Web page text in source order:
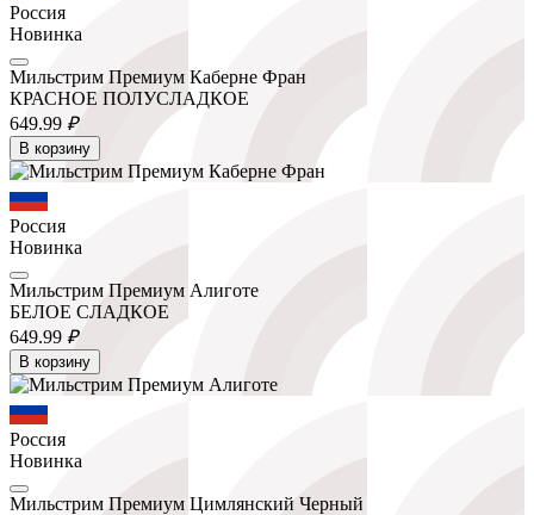
Россия
Новинка
Мильстрим Премиум Каберне Фран
КРАСНОЕ ПОЛУСЛАДКОЕ
649.99 ₽
В корзину
Россия
Новинка
Мильстрим Премиум Алиготе
БЕЛОЕ СЛАДКОЕ
649.99 ₽
В корзину
Россия
Новинка
Мильстрим Премиум Цимлянский Черный